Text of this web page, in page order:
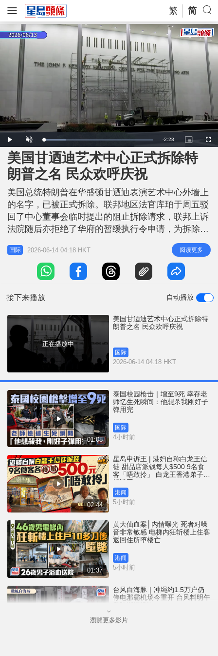
繁 简
P
l
a
y
U
n
m
u
t
e
L
o
a
d
e
d
:
2
0
0
6
%
R
e
n
i
e
-2:28
P
i
t
u
-
P
i
c
t
u
r
e
F
u
美国甘迺迪艺术中心正式拆除特
朗普之名 民众欢呼庆祝
美国总统特朗普在华盛顿甘迺迪表演艺术中心外墙上
的名字，已被正式拆除。联邦地区法官库珀于周五驳
回了中心董事会临时提出的阻止拆除请求，联邦上诉
法院随后亦拒绝了华府的暂缓执行令申请，为拆除工
程扫清了所有法律障碍。大批工人随即在深夜赶工，
并于周六黎明前，正式将外墙上的「特朗普」名字拆
下，引来现场围观民众的一阵欢呼。 董事会最后努
力遭法庭全盘驳回 裁决指更名权独归国会 这场引发
国际 2026-06-14 04:18 HKT 阅读更多
接下来播放 自动播放
正在播放中
美国甘迺迪艺术中心正式拆除特
朗普之名 民众欢呼庆祝
国际
2026-06-14 04:18 HKT
01:08
泰国校园枪击｜增至9死 幸存老
师忆生死瞬间：他想杀我刚好子
弹用完
国际
4小时前
02:44
星岛申诉王 | 港妇自称白龙王信
徒 甜品店派钱每人$500 9名食
客「唔敢拎」 白龙王香港弟子亲
解谜团
港闻
5小时前
01:37
黄大仙血案│内情曝光 死者对噪
音非常敏感 电梯内狂斩楼上住客
返回住所堕楼亡
港闻
5小时前
台风白海豚｜冲绳约1.5万户仍
停电那霸机场今重开 台风料明午
港闻
瀏覽更多影片